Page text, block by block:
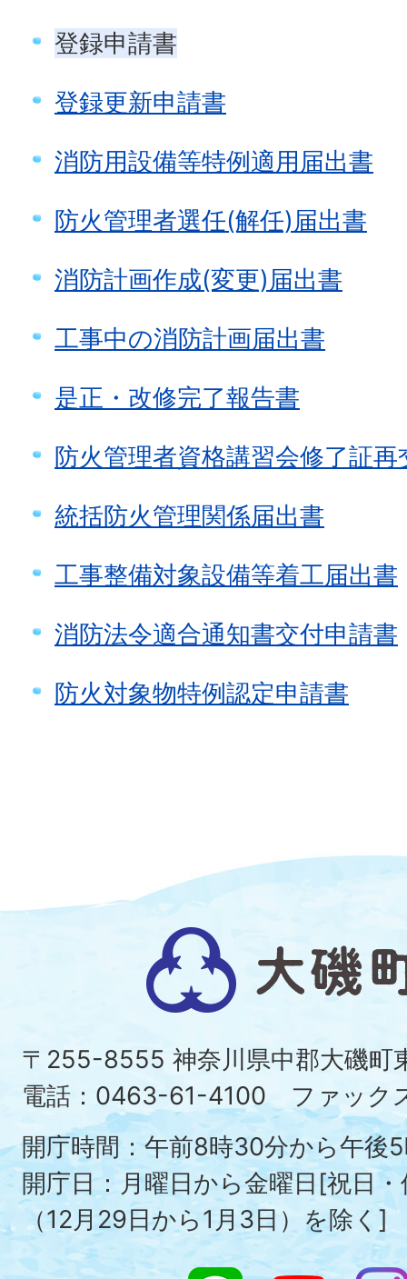
登録申請書
登録更新申請書
消防用設備等特例適用届出書
防火管理者選任(解任)届出書
消防計画作成(変更)届出書
工事中の消防計画届出書
是正・改修完了報告書
防火管理者資格講習会修了証再
統括防火管理関係届出書
工事整備対象設備等着工届出書
消防法令適合通知書交付申請書
防火対象物特例認定申請書
大
磯
町
〒255-8555 神奈川県中郡大磯
電話：0463-61-4100 ファック
開庁時間：午前8時30分から午後
開庁日：月曜日から金曜日[祝日
（12月29日から1月3日）を除く]